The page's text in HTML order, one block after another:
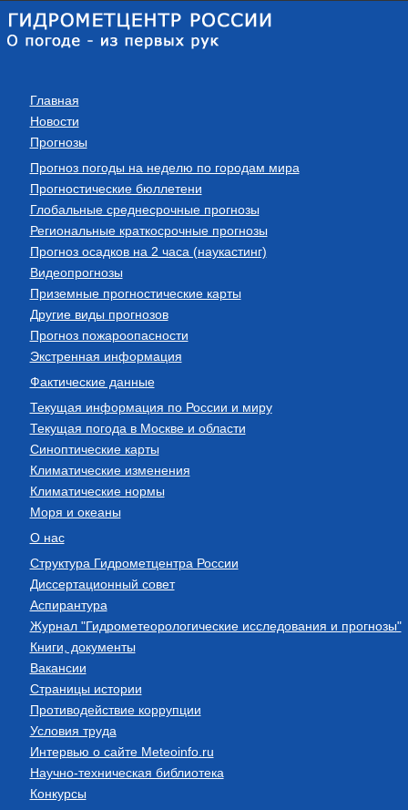
Главная
Новости
Прогнозы
Прогноз погоды на неделю по городам мира
Прогностические бюллетени
Глобальные среднесрочные прогнозы
Региональные краткосрочные прогнозы
Прогноз осадков на 2 часа (наукастинг)
Видеопрогнозы
Приземные прогностические карты
Другие виды прогнозов
Прогноз пожароопасности
Экстренная информация
Фактические данные
Текущая информация по России и миру
Текущая погода в Москве и области
Синоптические карты
Климатические изменения
Климатические нормы
Моря и океаны
О нас
Структура Гидрометцентра России
Диссертационный совет
Аспирантура
Журнал "Гидрометеорологические исследования и прогнозы"
Книги, документы
Вакансии
Страницы истории
Противодействие коррупции
Условия труда
Интервью о сайте Meteoinfo.ru
Научно-техническая библиотека
Конкурсы